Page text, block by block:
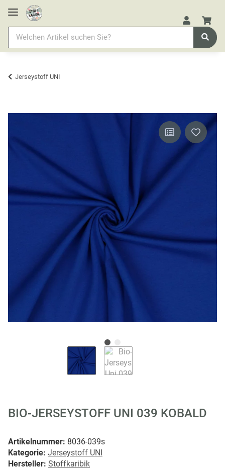
Jerseystoff UNI
BIO-JERSEYSTOFF UNI 039 KOBALD
Artikelnummer: 8036-039s
Kategorie: Jerseystoff UNI
Hersteller: Stoffkaribik